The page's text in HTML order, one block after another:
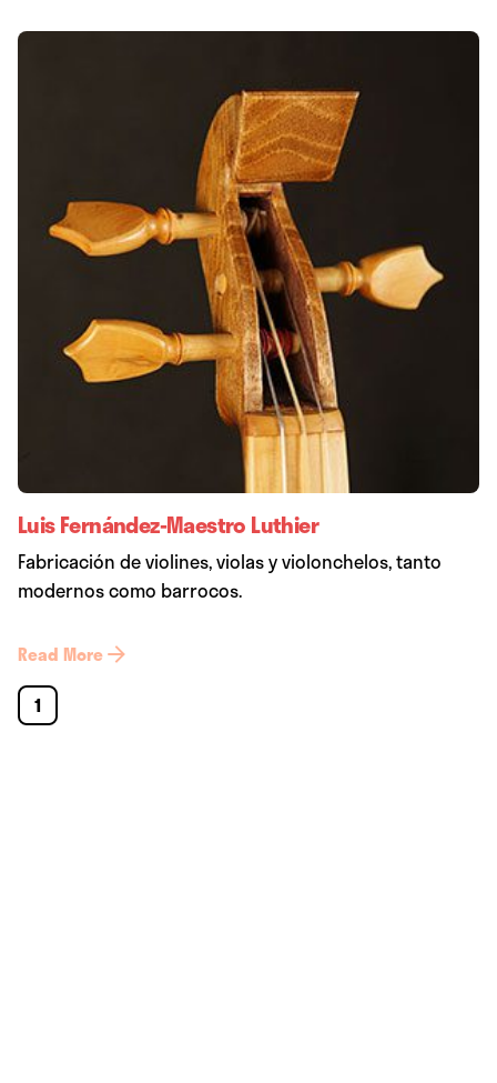
Luis Fernández-Maestro Luthier
Fabricación de violines, violas y violonchelos, tanto
modernos como barrocos.
Read More
1